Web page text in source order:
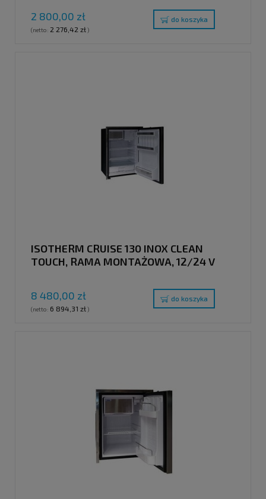
2 800,00 zł
(netto: 2 276,42 zł)
do koszyka
ISOTHERM CRUISE 130 INOX CLEAN
TOUCH, RAMA MONTAŻOWA, 12/24 V
8 480,00 zł
(netto: 6 894,31 zł)
do koszyka